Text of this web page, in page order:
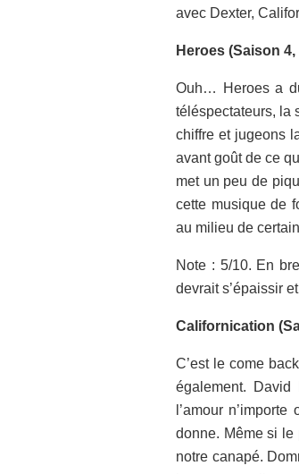
avec Dexter,
Heroes (Saison
Ouh… Heroes a
téléspectateurs, la
chiffre et jugeons
avant goût de ce
met un peu de
cette musique de
au milieu de
Note : 5/10. En
devrait s’épaissir
Californication
C’est le come
également.
l’amour
donne. Même si le
notre canapé.